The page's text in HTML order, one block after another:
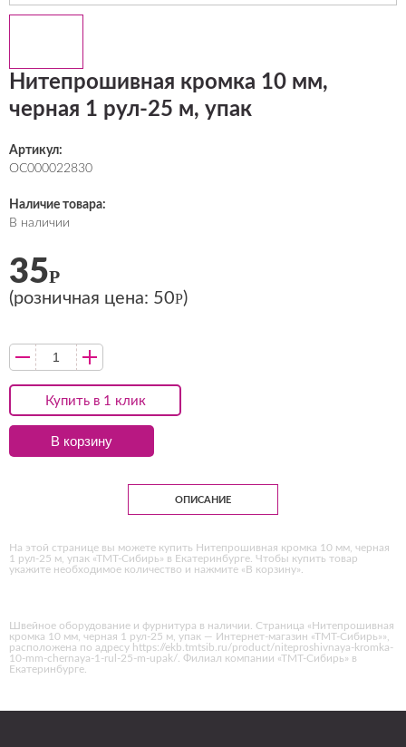
Нитепрошивная кромка 10 мм,
черная 1 рул-25 м, упак
Артикул:
ОС000022830
Наличие товара:
В наличии
Купить в 1 клик
35Р
(розничная цена: 50Р)
В корзину
ОПИСАНИЕ
На этой странице вы можете купить Нитепрошивная кромка 10 мм, черная
1 рул-25 м, упак «ТМТ-Сибирь» в Екатеринбурге. Чтобы купить товар
укажите необходимое количество и нажмите «В корзину».
Швейное оборудование и фурнитура в наличии. Страница «Нитепрошивная
кромка 10 мм, черная 1 рул-25 м, упак — Интернет-магазин «ТМТ-Сибирь»»,
расположена по адресу https://ekb.tmtsib.ru/product/niteproshivnaya-kromka-
10-mm-chernaya-1-rul-25-m-upak/. Филиал компании «ТМТ-Сибирь» в
Екатеринбурге.